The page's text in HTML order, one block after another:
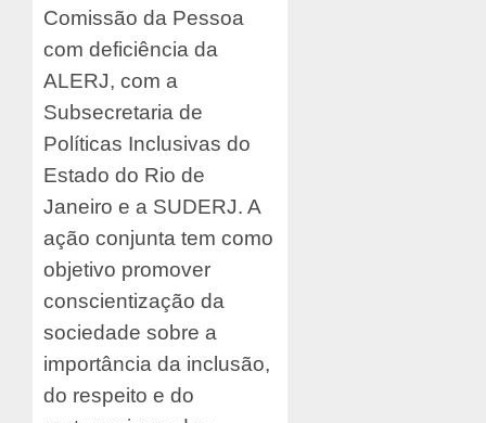
Comissão da Pessoa
com deficiência da
ALERJ, com a
Subsecretaria de
Políticas Inclusivas do
Estado do Rio de
Janeiro e a SUDERJ. A
ação conjunta tem como
objetivo promover
conscientização da
sociedade sobre a
importância da inclusão,
do respeito e do